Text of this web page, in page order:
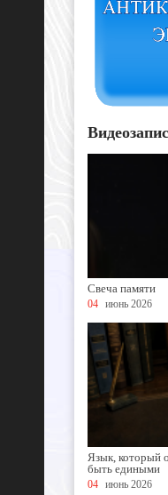
Свеча памяти
04 июнь 2026
Язык, который
быть едиными
04 июнь 2026